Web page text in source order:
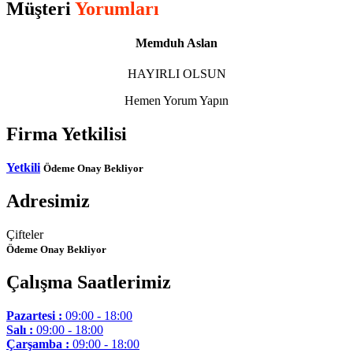
Müşteri Yorumları
Memduh Aslan
HAYIRLI OLSUN
Hemen Yorum Yapın
Firma Yetkilisi
Yetkili Ödeme Onay Bekliyor
Adresimiz
Çifteler
Ödeme Onay Bekliyor
Çalışma Saatlerimiz
Pazartesi : 09:00 - 18:00
Salı : 09:00 - 18:00
Çarşamba : 09:00 - 18:00